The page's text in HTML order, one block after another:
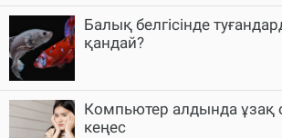
Балық белгісінде
қандай?
Компьютер алдында ұзақ
кеңес